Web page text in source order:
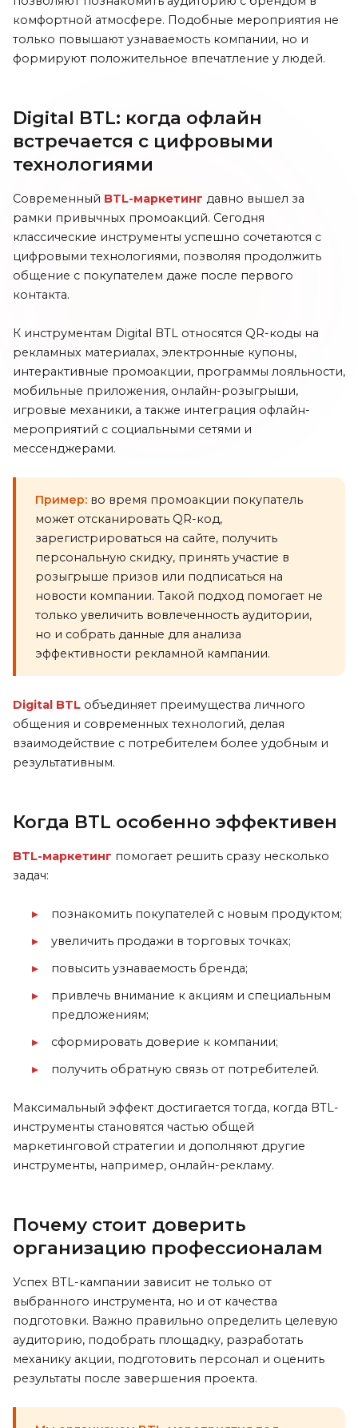
комфортной атмосфере. Подобные мероприятия не
только повышают узнаваемость компании, но и
формируют положительное впечатление у людей.
Digital BTL: когда офлайн
встречается с цифровыми
технологиями
Современный BTL-маркетинг давно вышел за
рамки привычных промоакций. Сегодня
классические инструменты успешно сочетаются с
цифровыми технологиями, позволяя продолжить
общение с покупателем даже после первого
контакта.
К инструментам Digital BTL относятся QR-коды на
рекламных материалах, электронные купоны,
интерактивные промоакции, программы лояльности,
мобильные приложения, онлайн-розыгрыши,
игровые механики, а также интеграция офлайн-
мероприятий с социальными сетями и
мессенджерами.
Пример: во время промоакции покупатель
может отсканировать QR-код,
зарегистрироваться на сайте, получить
персональную скидку, принять участие в
розыгрыше призов или подписаться на
новости компании. Такой подход помогает не
только увеличить вовлеченность аудитории,
но и собрать данные для анализа
эффективности рекламной кампании.
Digital BTL объединяет преимущества личного
общения и современных технологий, делая
взаимодействие с потребителем более удобным и
результативным.
Когда BTL особенно эффективен
BTL-маркетинг помогает решить сразу несколько
задач:
познакомить покупателей с новым продуктом;
увеличить продажи в торговых точках;
повысить узнаваемость бренда;
привлечь внимание к акциям и специальным
предложениям;
сформировать доверие к компании;
получить обратную связь от потребителей.
Максимальный эффект достигается тогда, когда BTL-
инструменты становятся частью общей
маркетинговой стратегии и дополняют другие
инструменты, например, онлайн-рекламу.
Почему стоит доверить
организацию профессионалам
Успех BTL-кампании зависит не только от
выбранного инструмента, но и от качества
подготовки. Важно правильно определить целевую
аудиторию, подобрать площадку, разработать
механику акции, подготовить персонал и оценить
результаты после завершения проекта.